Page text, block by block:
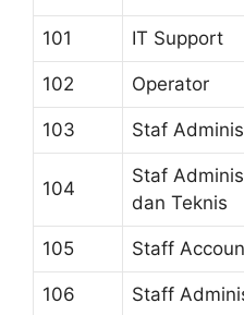
101 IT Support
102 Operator
103 Staf
104
Staf
dan Teknis
105 Staff
106 Staff